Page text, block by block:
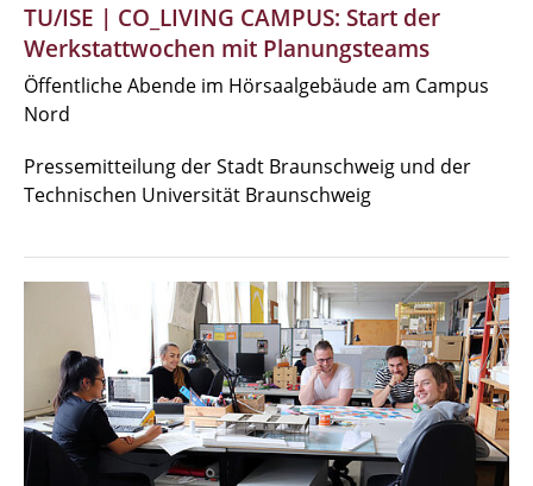
TU/ISE | CO_LIVING CAMPUS: Start der
Werkstattwochen mit Planungsteams
Öffentliche Abende im Hörsaalgebäude am Campus
Nord
Pressemitteilung der Stadt Braunschweig und der
Technischen Universität Braunschweig